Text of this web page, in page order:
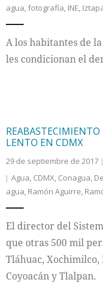
Colaboradores
Internacional
agua,fotografía, INE,
A los habitantes de
les condicionan el
REABASTECIMIENTO
LENTO EN CDMX
29 de septiembre de 2017
Agua, CDMX, Conagua,
agua, Ramón Aguirre,
El director del
que otras 500 mil
Tláhuac, Xochimilco,
Coyoacán y Tlalpan.